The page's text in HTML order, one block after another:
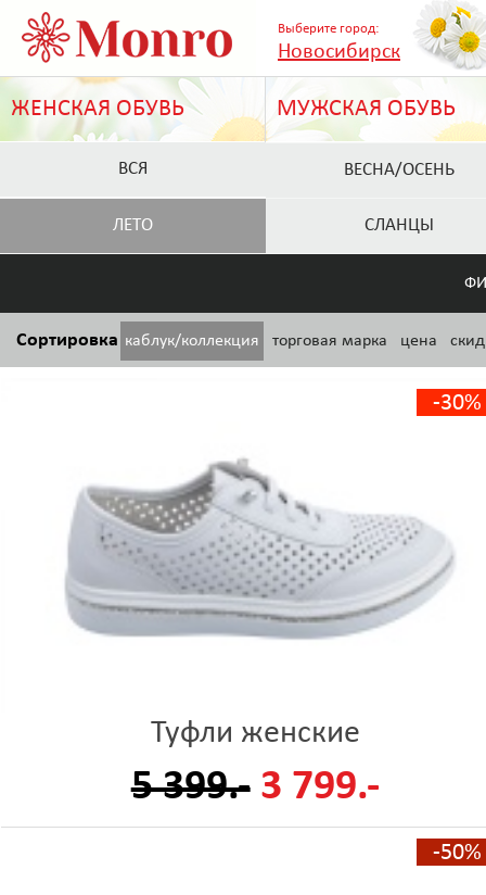
Выберите город:
Новосибирск
ЖЕНСКАЯ ОБУВЬ МУЖСКАЯ ОБУВЬ
ВСЯ ВЕСНА/ОСЕНЬ
ЛЕТО СЛАНЦЫ
Сортировка каблук/коллекция торговая марка цена
-30%
Туфли женские
5 399.- 3 799.-
-50%